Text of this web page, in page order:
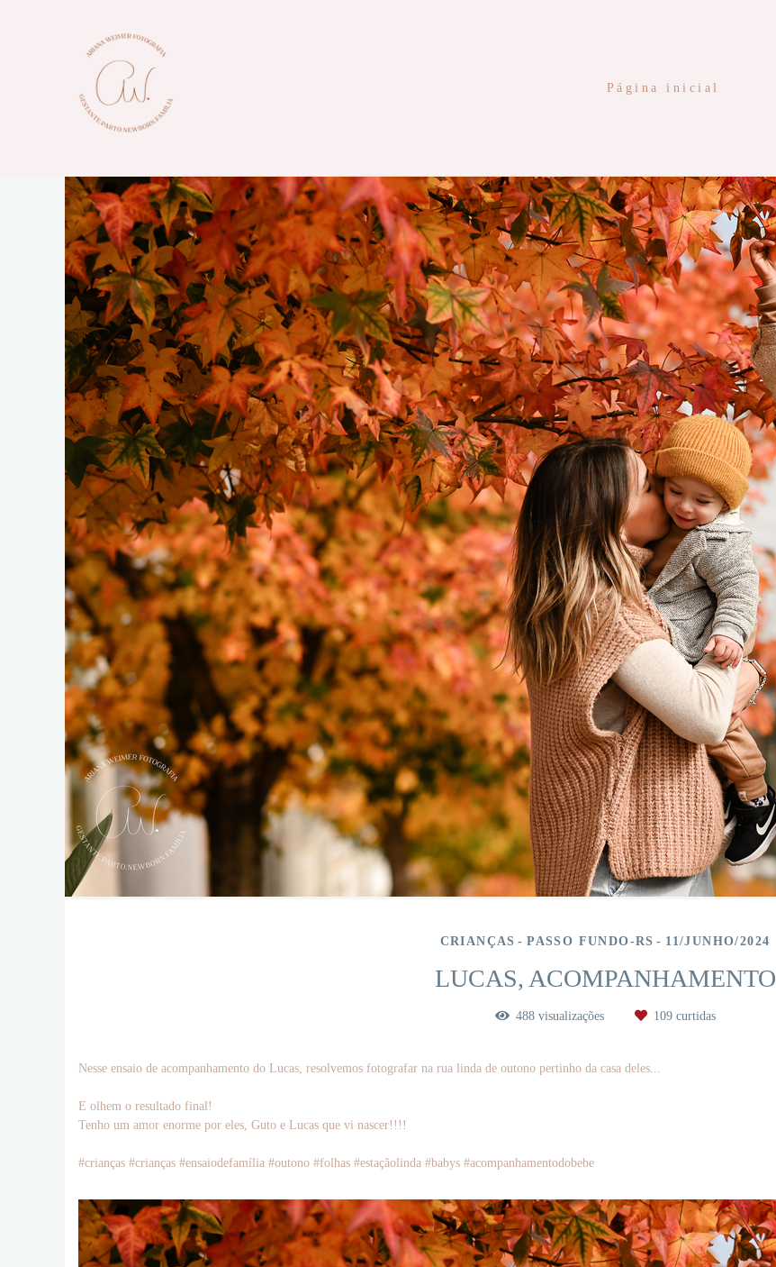
Página inicial
CRIANÇAS PASSO FUNDO-RS 11/JUNHO/2024
LUCAS, ACOMPANHAMENTO
488visualizações 109curtidas
Nesse ensaio de acompanhamento do Lucas, resolvemos fotografar na rua linda de outono pertinho da casa deles...
E olhem o resultado final!
Tenho um amor enorme por eles, Guto e Lucas que vi nascer!!!!
#crianças #crianças #ensaiodefamília #outono #folhas #estaçãolinda #babys #acompanhamentodobebe